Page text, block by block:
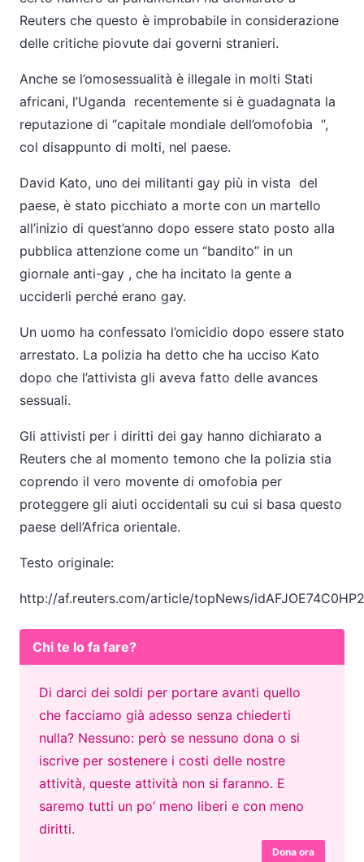
Reuters che questo è improbabile in considerazione
delle critiche piovute dai governi stranieri.
Anche se l’omosessualità è illegale in molti Stati
africani, l’Uganda recentemente si è guadagnata la
reputazione di “capitale mondiale dell’omofobia “,
col disappunto di molti, nel paese.
David Kato, uno dei militanti gay più in vista del
paese, è stato picchiato a morte con un martello
all’inizio di quest’anno dopo essere stato posto alla
pubblica attenzione come un “bandito” in un
giornale anti-gay , che ha incitato la gente a
ucciderli perché erano gay.
Un uomo ha confessato l’omicidio dopo essere stato
arrestato. La polizia ha detto che ha ucciso Kato
dopo che l’attivista gli aveva fatto delle avances
sessuali.
Gli attivisti per i diritti dei gay hanno dichiarato a
Reuters che al momento temono che la polizia stia
coprendo il vero movente di omofobia per
proteggere gli aiuti occidentali su cui si basa questo
paese dell’Africa orientale.
Testo originale:
http://af.reuters.com/article/topNews/
Chi te lo fa fare?
Di darci dei soldi per portare avanti quello
che facciamo già adesso senza chiederti
nulla? Nessuno: però se nessuno dona o si
iscrive per sostenere i costi delle nostre
attività, queste attività non si faranno. E
saremo tutti un po’ meno liberi e con meno
diritti.
Dona ora